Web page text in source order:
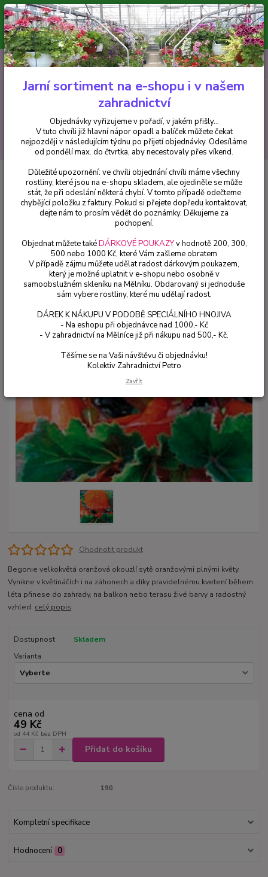
Minimální hodnota pro odeslání z e-shopu je 300 Kč.
V tuto chvíli již hlavní nápor objednávek opadl a balíček můžete čekat
nejpozději v následujícím týdnu po přijetí objednávky. Objednávky
vyřizujeme v pořadí, v jakém přišly...
CZK
Hledat
+420 602 223 614 0ks
za0 Kč
Begonie Begonie velkokvětá - oranžová - 190
Begonie velkokvětá - oranžová -
Ohodnotit produkt
Begonie velkokvětá oranžová okouzlí sytě oranžovými plnými květy.
Vynikne v květináčích i na záhonech a díky pravidelnému kvetení během
léta přinese do zahrady, na balkon nebo terasu živé barvy a radostný
vzhled. celý popis
Dostupnost
Skladem
Varianta
cena od
49 Kč
od 44 Kč bez DPH
Přidat do košíku
Číslo produktu: 190
Kompletní specifikace
Hodnocení 0
Jarní sortiment na e-shopu i v našem
zahradnictví
Objednávky vyřizujeme v pořadí, v jakém přišly...
V tuto chvíli již hlavní nápor opadl a balíček můžete čekat
nejpozději v následujícím týdnu po přijetí objednávky. Odesíláme
od pondělí max. do čtvrtka, aby necestovaly přes víkend.
Důležité upozornění: ve chvíli objednání chvíli máme všechny
rostliny, které jsou na e-shopu skladem, ale ojediněle se může
stát, že při odeslání některá chybí. V tomto případě odečteme
chybějící položku z faktury. Pokud si přejete dopředu kontaktovat,
dejte nám to prosím vědět do poznámky. Děkujeme za
pochopení.
Objednat můžete takéDÁRKOVÉ POUKAZYv hodnotě 200, 300,
500 nebo 1000 Kč, které Vám zašleme obratem
V případě zájmu můžete udělat radost dárkovým poukazem,
který je možné uplatnit v e-shopu nebo osobně v
samoobslužném skleníku na Mělníku. Obdarovaný si jednoduše
sám vybere rostliny, které mu udělají radost.
DÁREK K NÁKUPU V PODOBĚ SPECIÁLNÍHO HNOJIVA
- Na eshopu při objednávce nad 1000,- Kč
- V zahradnictví na Mělníce již při nákupu nad 500,- Kč.
Těšíme se na Vaši návštěvu či objednávku!
Kolektiv Zahradnictví Petro
Zavřít